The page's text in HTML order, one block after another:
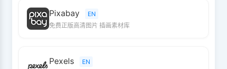
Pixabay
EN
免费正版高清图片 插画素材库
Pexels
EN